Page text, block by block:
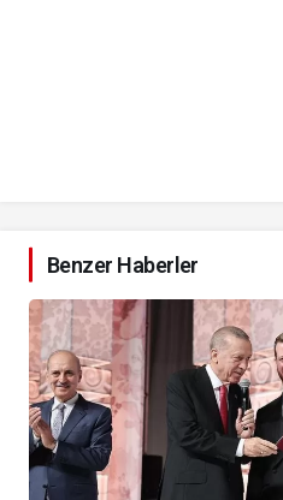
Benzer Haberler